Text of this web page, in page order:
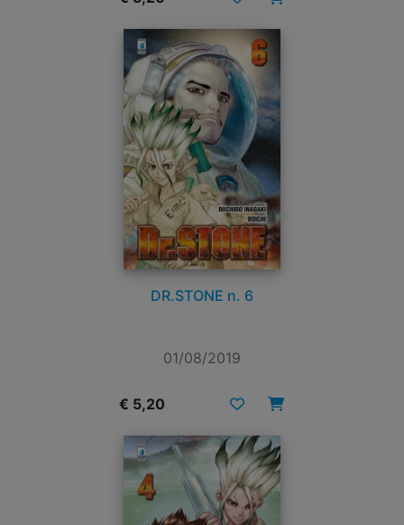
DR.STONE n. 6
01/08/2019
€ 5,20